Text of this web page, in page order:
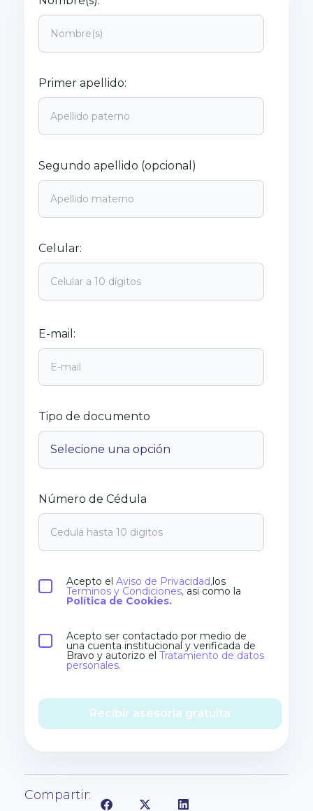
Primer apellido:
Segundo apellido (opcional)
Celular:
E-mail:
Tipo de documento
Número de Cédula
Acepto el Aviso de Privacidad,los
Terminos y Condiciones, asi como la
Política de Cookies.
Acepto ser contactado por medio de
una cuenta institucional y verificada de
Bravo y autorizo el Tratamiento de datos
personales.
Recibir asesoría gratuita
Compartir: